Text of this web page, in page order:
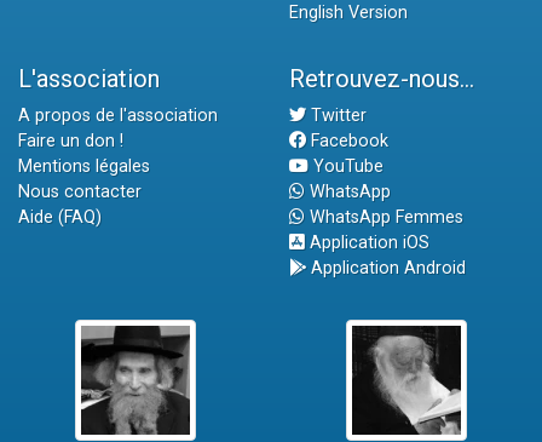
English Version
L'association
A propos de l'association
Faire un don !
Mentions légales
Nous contacter
Aide (FAQ)
Retrouvez-nous...
Twitter
Facebook
YouTube
WhatsApp
WhatsApp Femmes
Application iOS
Application Android